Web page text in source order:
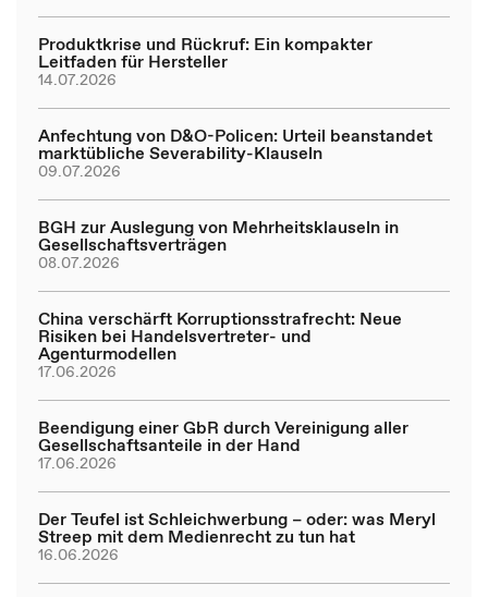
Produktkrise und Rückruf: Ein kompakter
Leitfaden für Hersteller
14.07.2026
Anfechtung von D&O-Policen: Urteil beanstandet
marktübliche Severability-Klauseln
09.07.2026
BGH zur Auslegung von Mehrheitsklauseln in
Gesellschaftsverträgen
08.07.2026
China verschärft Korruptionsstrafrecht: Neue
Risiken bei Handelsvertreter- und
Agenturmodellen
17.06.2026
Beendigung einer GbR durch Vereinigung aller
Gesellschaftsanteile in der Hand
17.06.2026
Der Teufel ist Schleichwerbung – oder: was Meryl
Streep mit dem Medienrecht zu tun hat
16.06.2026